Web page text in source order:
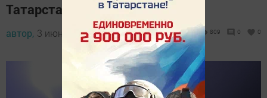
Татарстанга яшенле яңгыр килә
автор, 3 июнь 2024 - 09:02 809 0 0